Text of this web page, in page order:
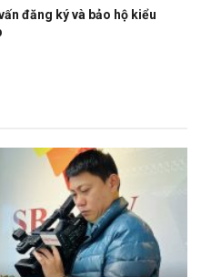
đăng ký và bảo hộ kiểu